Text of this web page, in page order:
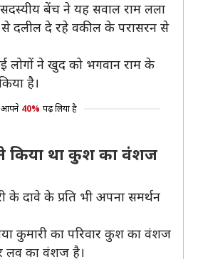
सदस्यीय बेंच ने यह सवाल राम लला
से दलील दे रहे वकील के परासरन से
लोगों ने खुद को भगवान राम के
है।
आपने 40% पढ़ लिया है
किया था कुश का वंशज
के दावे के प्रति भी अपना समर्थन
कुमारी का परिवार कुश का वंशज
लव का वंशज है।